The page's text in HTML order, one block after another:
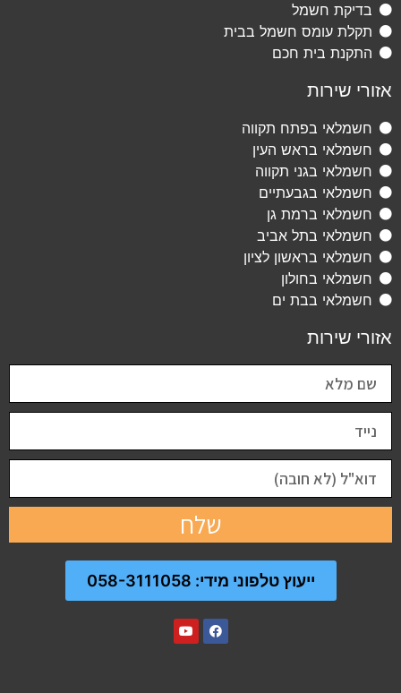
בדיקת חשמל
תקלת עומס חשמל בבית
התקנת בית חכם
אזורי שירות
חשמלאי בפתח תקווה
חשמלאי בראש העין
חשמלאי בגני תקווה
חשמלאי בגבעתיים
חשמלאי ברמת גן
חשמלאי בתל אביב
חשמלאי בראשון לציון
חשמלאי בחולון
חשמלאי בבת ים
אזורי שירות
שלח
ייעוץ טלפוני מידי: 058-3111058